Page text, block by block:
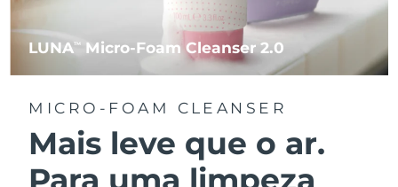
LUNATM Micro-Foam Cleanser 2.0
MICRO-FOAM CLEANSER
Mais leve que o ar.